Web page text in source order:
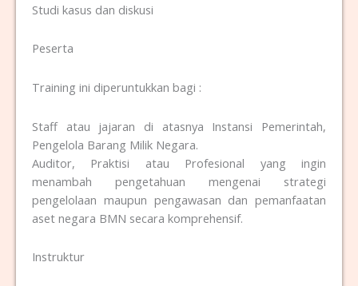
Studi kasus dan diskusi
Peserta
Training ini diperuntukkan bagi :
Staff atau jajaran di atasnya Instansi Pemerintah,
Pengelola Barang Milik Negara.
Auditor, Praktisi atau Profesional yang ingin
menambah pengetahuan mengenai strategi
pengelolaan maupun pengawasan dan pemanfaatan
aset negara BMN secara komprehensif.
Instruktur